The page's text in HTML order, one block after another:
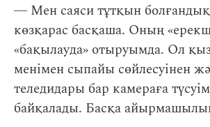
― Мен саяси тұтқын
көзқарас басқаша. Оның
«бақылауда» отыруымда. Ол
менімен сыпайы сөйлесуінен
теледидары бар камераға
байқалады. Басқа